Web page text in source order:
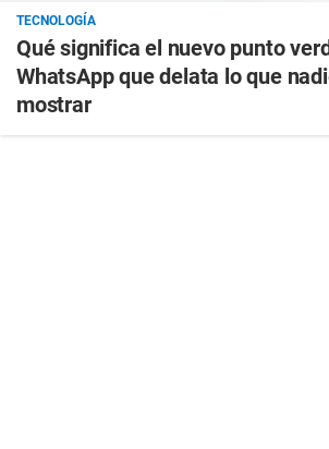
TECNOLOGÍA
Qué significa el nuevo punto
WhatsApp que delata lo que
mostrar